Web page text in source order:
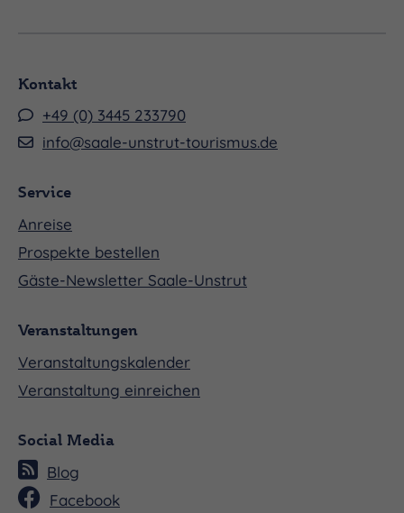
Kontakt
+49 (0) 3445 233790
info@saale-unstrut-tourismus.de
Service
Anreise
Prospekte bestellen
Gäste-Newsletter Saale-Unstrut
Veranstaltungen
Veranstaltungskalender
Veranstaltung einreichen
Social Media
Blog
Facebook